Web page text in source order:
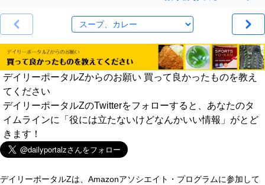
デイリーポータルZからのお願い 買って良かったものを教え
てください
デイリーポータルZのTwitterをフォローすると、あなたのタ
イムラインに「役には立たないけどなんかいい情報」がとど
きます！
デイリーポータルZは、Amazonアソシエイト・プログラムに参加して